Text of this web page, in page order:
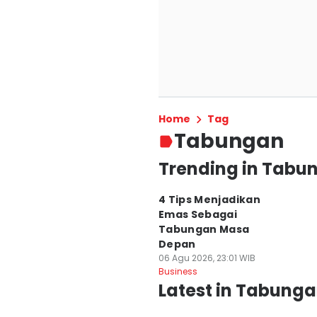
Home Tag
Tabungan
Trending in
4 Tips Menjadikan
Emas Sebagai
Tabungan Masa
Depan
06 Agu 2026, 23:01 WIB
Business
Latest in